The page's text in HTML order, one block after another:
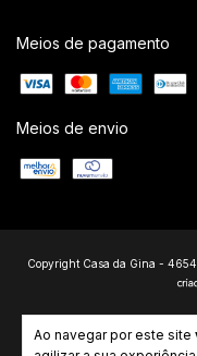
Ao navegar por este site
Meios de pagamento
Meios de envio
Copyright Casa da Gina -